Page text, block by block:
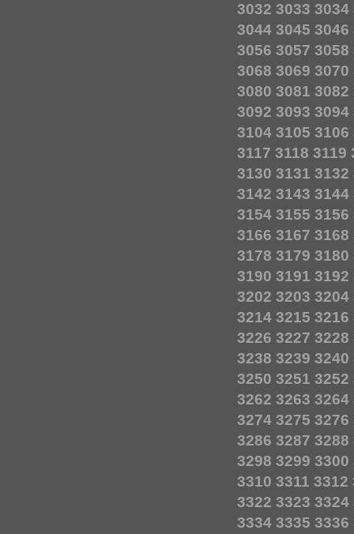
3032 3033 3034
3044 3045 3046
3056 3057 3058
3068 3069 3070
3080 3081 3082
3092 3093 3094
3104 3105 3106
3117 3118 3119
3130 3131 3132
3142 3143 3144
3154 3155 3156
3166 3167 3168
3178 3179 3180
3190 3191 3192
3202 3203 3204
3214 3215 3216
3226 3227 3228
3238 3239 3240
3250 3251 3252
3262 3263 3264
3274 3275 3276
3286 3287 3288
3298 3299 3300
3310 3311 3312
3322 3323 3324
3334 3335 3336